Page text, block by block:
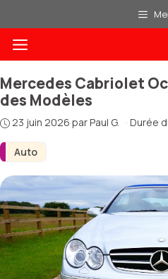
au
contenuMenu
Auto
Mercedes Cabriolet
des Modèles
23 juin 2026 parPaul G. · Durée